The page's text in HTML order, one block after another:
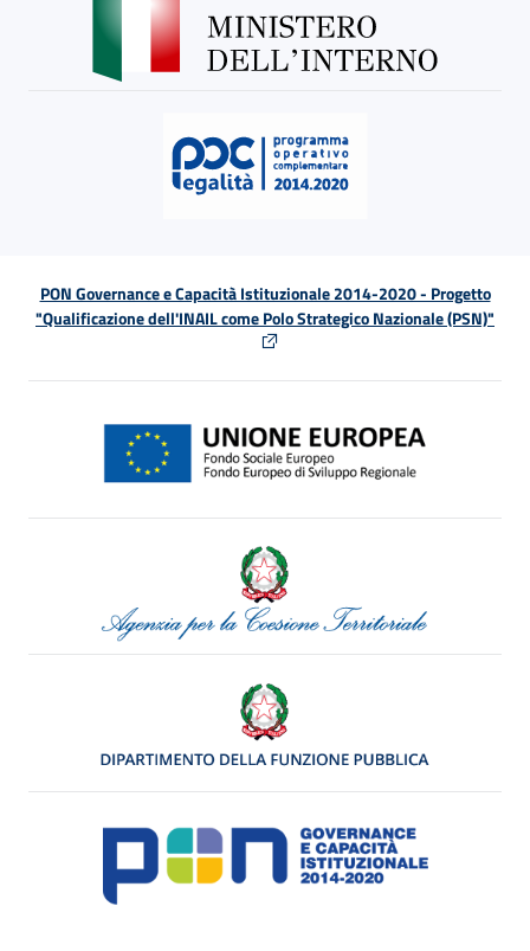
PON Governance e Capacità Istituzionale 2014-2020 - Progetto
"Qualificazione dell'INAIL come Polo Strategico Nazionale (PSN)"